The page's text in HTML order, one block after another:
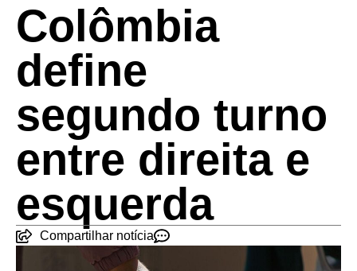
Colômbia
define
segundo turno
entre direita e
esquerda
Compartilhar notícia